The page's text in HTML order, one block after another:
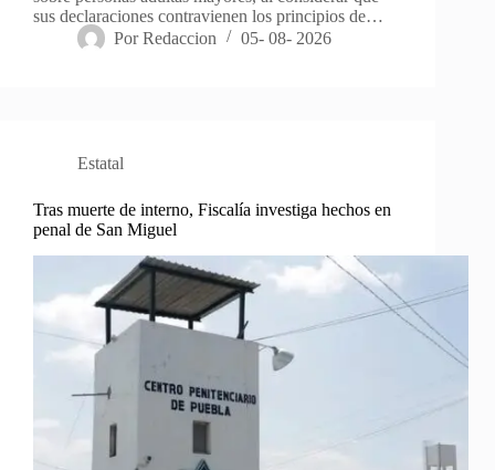
sus declaraciones contravienen los principios de…
Por Redaccion 05- 08- 2026
Estatal
Tras muerte de interno, Fiscalía investiga hechos en
penal de San Miguel